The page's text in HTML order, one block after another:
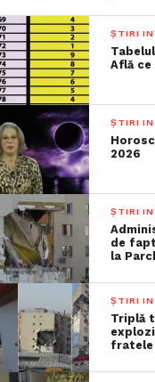
ȘTIRI
Află
ȘTIRI
2026
ȘTIRI
de
la
ȘTIRI
Triplă
fratele